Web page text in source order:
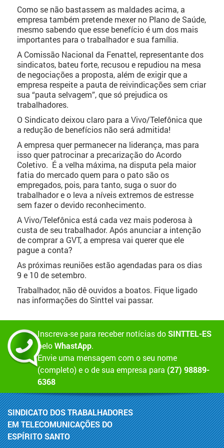
Como se não bastassem as maldades acima, a
empresa também pretende mexer no Plano de Saúde,
mesmo sabendo que esse benefício é um dos mais
importantes para o trabalhador e sua família.
A Comissão Nacional da Fenattel, representante dos
sindicatos, bateu forte, recusou e repudiou na mesa
de negociações a proposta, além de exigir que a
empresa respeite a pauta de reivindicações sem criar
sua “pauta selvagem”, que só prejudica os
trabalhadores.
O Sindicato deixou claro para a Vivo/Telefônica que
a redução de benefícios não será admitida!
A empresa quer permanecer na liderança, mas para
isso quer patrocinar a precarização do Acordo
Coletivo. É a velha máxima, na disputa pela maior
fatia do mercado quem para o pato são os
empregados, pois, para tanto, suga o suor do
trabalhador e o leva a níveis extremos de estresse
sem fazer o devido reconhecimento.
A Vivo/Telefônica está cada vez mais poderosa à
custa de seu trabalhador. Após anunciar a intenção
de comprar a GVT, a empresa vai querer que ele
pague a conta?
As próximas reuniões estão agendadas para os dias
9 e 10 de setembro.
Trabalhador, não dê ouvidos a boatos. Fique ligado
nas informações do Sinttel vai passar.
Inscreva-se para receber notícias doSINTTEL-ES
peloWhastApp.
Envie uma mensagem com o seu nome
(completo) e o de sua empresa para (27) 98889-
6368
SINDICATO DOS TRABALHADORES
EM TELECOMUNICAÇÕES DO
ESPÍRITO SANTO